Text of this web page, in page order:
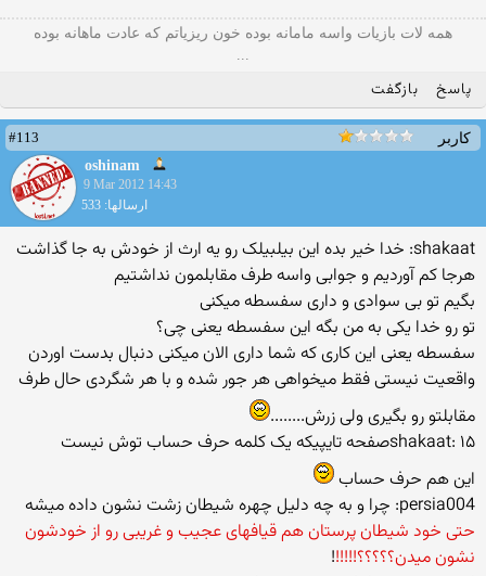
همه لات بازیات واسه مامانه بوده خون ریزیاتم که عادت ماهانه بوده
...
پاسخ بازگفت
کاربر
#113
oshinam
9 Mar 2012 14:43
ارسالها: 533
shakaat: خدا خیر بده این بیلبیلک رو یه ارث از خودش به جا گذاشت
هرجا کم آوردیم و جوابی واسه طرف مقابلمون نداشتیم
بگیم تو بی سوادی و داری سفسطه میکنی
تو رو خدا یکی به من بگه این سفسطه یعنی چی؟
سفسطه یعنی این کاری که شما داری الان میکنی دنبال بدست اوردن
واقعیت نیستی فقط میخواهی هر جور شده و با هر شگردی حال طرف
مقابلتو رو بگیری ولی زرش........
shakaat: ۱۵صفحه تایپیکه یک کلمه حرف حساب توش نیست
این هم حرف حساب
persia004: چرا و به چه دلیل چهره شیطان زشت نشون داده میشه
حتی خود شیطان پرستان هم قیافهای عجیب و غریبی رو از خودشون
نشون میدن؟؟؟؟؟!!!!!!